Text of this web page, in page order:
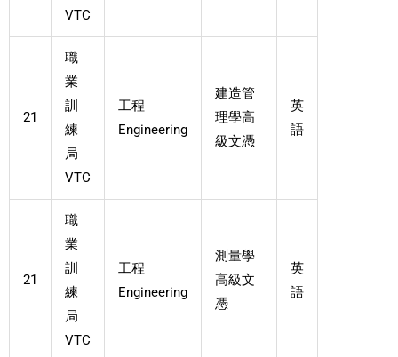
VTC
21
職
業
訓
練
局
VTC
工程
Engineering
建造管
理學高
級文憑
英
語
21
職
業
訓
練
局
VTC
工程
Engineering
測量學
高級文
憑
英
語